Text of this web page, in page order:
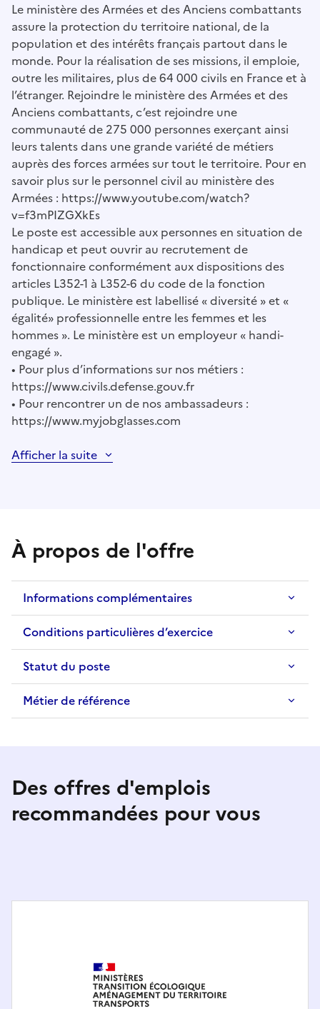
Le ministère des Armées et des Anciens combattants
assure la protection du territoire national, de la
population et des intérêts français partout dans le
monde. Pour la réalisation de ses missions, il emploie,
outre les militaires, plus de 64 000 civils en France et à
l’étranger. Rejoindre le ministère des Armées et des
Anciens combattants, c’est rejoindre une
communauté de 275 000 personnes exerçant ainsi
leurs talents dans une grande variété de métiers
auprès des forces armées sur tout le territoire. Pour en
savoir plus sur le personnel civil au ministère des
Armées : https://www.youtube.com/watch?
v=f3mPIZGXkEs
Le poste est accessible aux personnes en situation de
handicap et peut ouvrir au recrutement de
fonctionnaire conformément aux dispositions des
articles L352-1 à L352-6 du code de la fonction
publique. Le ministère est labellisé « diversité » et «
égalité» professionnelle entre les femmes et les
hommes ». Le ministère est un employeur « handi-
engagé ».
• Pour plus d’informations sur nos métiers :
https://www.civils.defense.gouv.fr
• Pour rencontrer un de nos ambassadeurs :
https://www.myjobglasses.com
Afficher la suite
À propos de l'offre
Informations complémentaires
Conditions particulières d’exercice
Statut du poste
Métier de référence
Des offres d'emplois
recommandées pour vous